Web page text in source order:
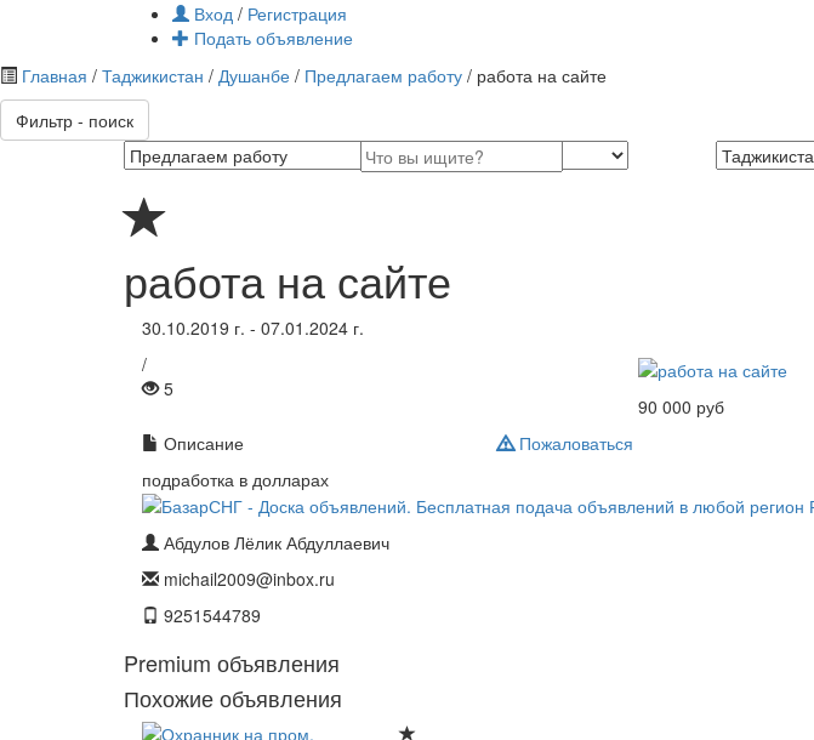
Вход / Регистрация
Подать объявление
Главная / Таджикистан / Душанбе / Предлагаем работу / работа на сайте
Фильтр - поиск
работа на сайте
30.10.2019 г. - 07.01.2024 г.
/
5
90 000 руб
Описание
Пожаловаться
подработка в долларах
Абдулов Лёлик Абдуллаевич
michail2009@inbox.ru
9251544789
Premium объявления
Похожие объявления